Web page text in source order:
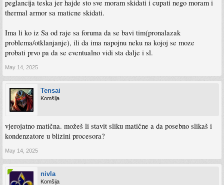
peglancija teska jer hajde sto sve moram skidati i cupati nego moram i
thermal armor sa maticne skidati.
Ima li ko iz Sa od raje sa foruma da se bavi tim(pronalazak
problema/otklanjanje), ili da ima napojnu neku na kojoj se moze
probati prvo pa da se eventualno vidi sta dalje i sl.
May 14, 2025
Tensai
Komšija
vjerojatno matična. možeš li stavit sliku matične a da posebno slikaš i
kondenzatore u blizini procesora?
May 14, 2025
nivla
Komšija